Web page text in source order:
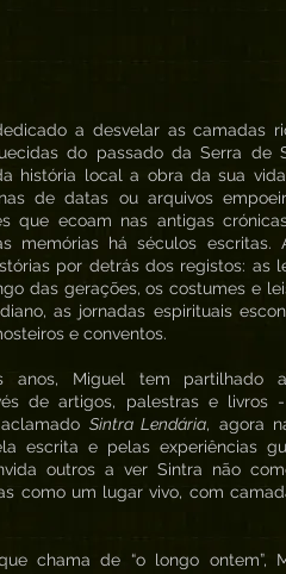
a desvelar as camadas
do passado da Serra de
história local a obra da sua
de datas ou arquivos
que ecoam nas antigas
memórias há séculos escritas.
por detrás dos registos: as
das gerações, os costumes e
as jornadas espirituais
e conventos.
Miguel tem partilhado
de artigos, palestras e livros
Sintra Lendária, agora
escrita e pelas experiências
outros a ver Sintra não
como um lugar vivo, com
chama de “o longo ontem”,